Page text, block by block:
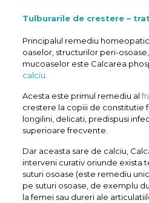
Tulburarile de crestere –
Principalul remediu
oaselor, structurilor peri-
mucoaselor este Calcarea
calciu
Acesta este primul remediu al
crestere la copiii de constitutie
longilini, delicati, predispusi
superioare frecvente.
Dar aceasta sare de calciu,
interveni curativ oriunde exista
suturi osoase (este remediu
pe suturi osoase, de exemplu
la femei sau dureri ale